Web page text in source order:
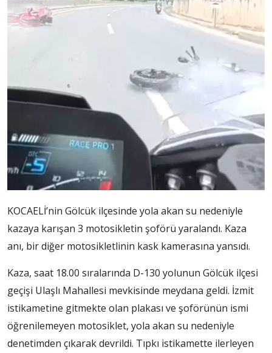
KOCAELİ’nin Gölcük ilçesinde yola akan su nedeniyle
kazaya karışan 3 motosikletin şoförü yaralandı. Kaza
anı, bir diğer motosikletlinin kask kamerasına yansıdı.
Kaza, saat 18.00 sıralarında D-130 yolunun Gölcük ilçesi
geçişi Ulaşlı Mahallesi mevkisinde meydana geldi. İzmit
istikametine gitmekte olan plakası ve şoförünün ismi
öğrenilemeyen motosiklet, yola akan su nedeniyle
denetimden çıkarak devrildi. Tıpkı istikamette ilerleyen